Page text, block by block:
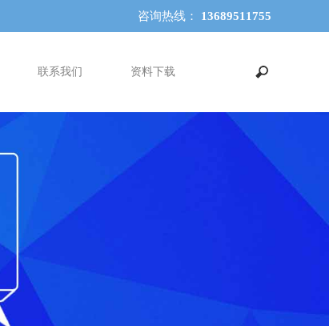
咨询热线： 13689511755
联系我们 资料下载